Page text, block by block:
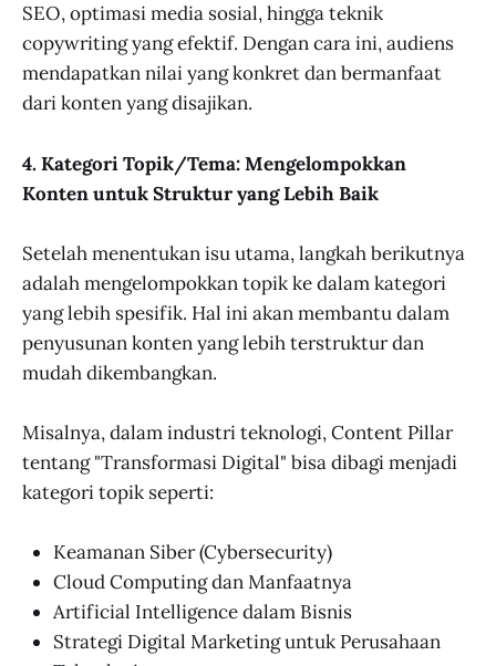
SEO, optimasi media sosial, hingga teknik
copywriting yang efektif. Dengan cara ini, audiens
mendapatkan nilai yang konkret dan bermanfaat
dari konten yang disajikan.
4. Kategori Topik/Tema: Mengelompokkan
Konten untuk Struktur yang Lebih Baik
Setelah menentukan isu utama, langkah berikutnya
adalah mengelompokkan topik ke dalam kategori
yang lebih spesifik. Hal ini akan membantu dalam
penyusunan konten yang lebih terstruktur dan
mudah dikembangkan.
Misalnya, dalam industri teknologi, Content Pillar
tentang "Transformasi Digital" bisa dibagi menjadi
kategori topik seperti:
Keamanan Siber (Cybersecurity)
Cloud Computing dan Manfaatnya
Artificial Intelligence dalam Bisnis
Strategi Digital Marketing untuk Perusahaan